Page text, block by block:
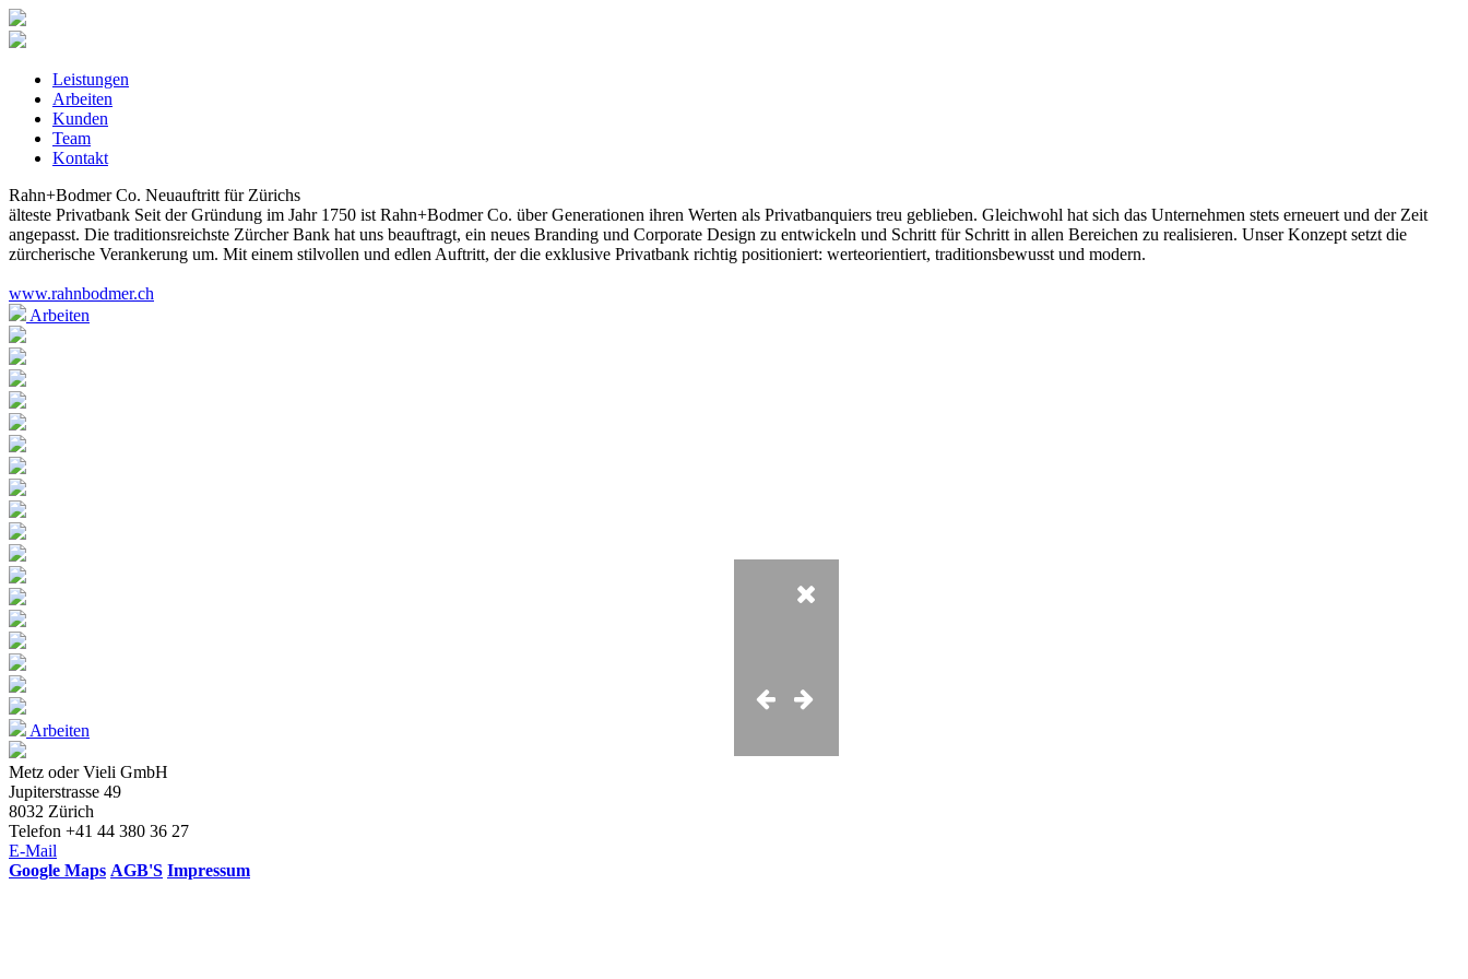
Leistungen
Arbeiten
Kunden
Team
Kontakt
Rahn+Bodmer Co. Neuauftritt für Zürichs
älteste Privatbank Seit der Gründung im Jahr 1750 ist Rahn+Bodmer Co. über Generationen ihren Werten als Privatbanquiers treu geblieben. Gleichwohl hat sich das Unternehmen stets erneuert und der Zeit
angepasst. Die traditionsreichste Zürcher Bank hat uns beauftragt, ein neues Branding und Corporate Design zu entwickeln und Schritt für Schritt in allen Bereichen zu realisieren. Unser Konzept setzt die
zürcherische Verankerung um. Mit einem stilvollen und edlen Auftritt, der die exklusive Privatbank richtig positioniert: werteorientiert, traditionsbewusst und modern.
www.rahnbodmer.ch
Arbeiten
Arbeiten
Metz oder Vieli GmbH
Jupiterstrasse 49
8032 Zürich
Telefon +41 44 380 36 27
E-Mail
Google Maps AGB'S Impressum